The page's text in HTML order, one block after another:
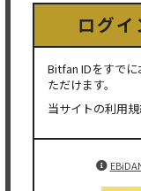
ログイ
Bitfan IDをすで
ただけます。
当サイトの利用